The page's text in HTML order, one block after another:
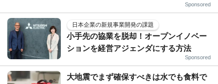
Sponsored
日本企業の新規事業開発の課題
小手先の協業を脱却！オープンイノベー
ションを経営アジェンダにする方法
Sponsored
大地震でまず確保すべきは水でも食料で